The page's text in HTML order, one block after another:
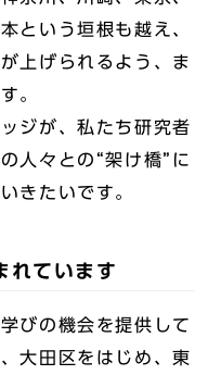
という垣根も越え、
上げられるよう、ま
。
ジが、私たち研究者
人々との“架け橋”に
きたいです。
れています
びの機会を提供して
大田区をはじめ、東